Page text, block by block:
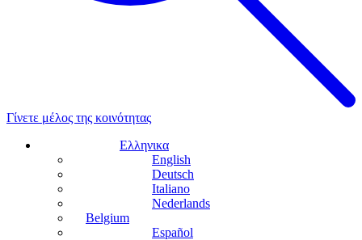
Γίνετε μέλος της κοινότητας
Ελληνικα
English
Deutsch
Italiano
Nederlands
Belgium
Español